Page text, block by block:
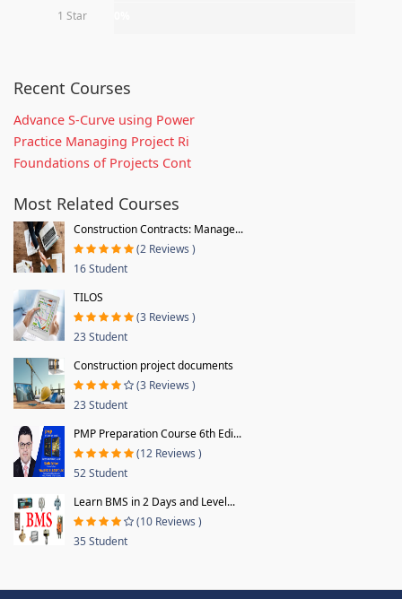
1 Star
Recent Courses
Advance S-Curve using Power
Practice Managing Project Ri
Foundations of Projects Cont
Most Related Courses
Construction Contracts: Manage...
(2 Reviews )
16 Student
TILOS
(3 Reviews )
23 Student
Construction project documents
(3 Reviews )
23 Student
PMP Preparation Course 6th Edi...
(12 Reviews )
52 Student
Learn BMS in 2 Days and Level...
(10 Reviews )
35 Student